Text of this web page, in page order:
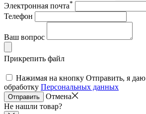
Электронная почта*
Телефон
Ваш вопрос
Прикрепить файл
Нажимая на кнопку Отправить, я даю
обработку Персональных данных
Отправить
Отмена
Не нашли товар?